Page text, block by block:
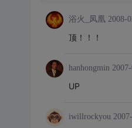
浴火_凤凰 2008-
顶！！！
hanhongmin
UP
iwillrockyou